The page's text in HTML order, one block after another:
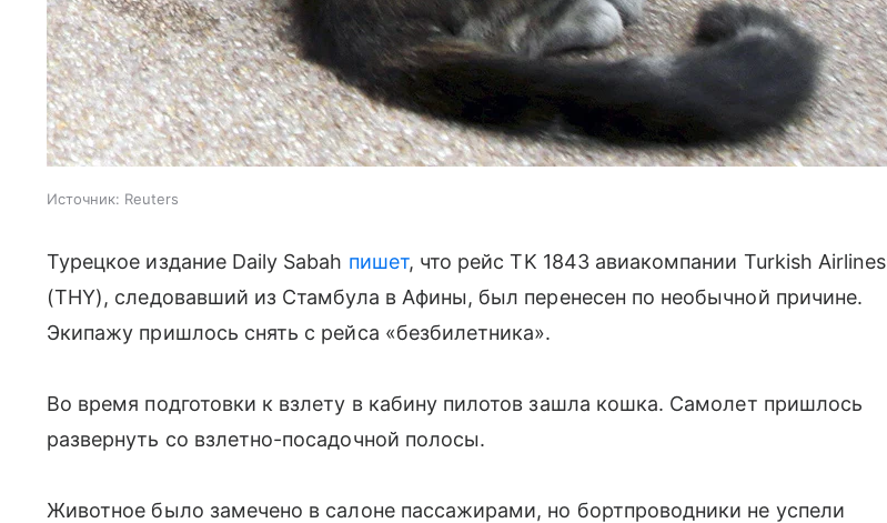
Источник: Reuters
Турецкое издание Daily Sabah пишет, что рейс TK 1843 авиакомпании Turkish Airlines
(THY), следовавший из Стамбула в Афины, был перенесен по необычной причине.
Экипажу пришлось снять с рейса «безбилетника».
Во время подготовки к взлету в кабину пилотов зашла кошка. Самолет пришлось
развернуть со взлетно-посадочной полосы.
Животное было замечено в салоне пассажирами, но бортпроводники не успели